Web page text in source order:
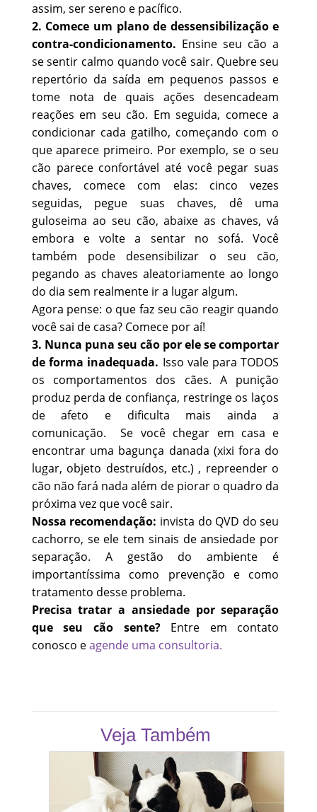
assim, ser sereno e pacífico.
2. Comece um plano de dessensibilização e
contra-condicionamento. Ensine seu cão a
se sentir calmo quando você sair. Quebre seu
repertório da saída em pequenos passos e
tome nota de quais ações desencadeam
reações em seu cão. Em seguida, comece a
condicionar cada gatilho, começando com o
que aparece primeiro. Por exemplo, se o seu
cão parece confortável até você pegar suas
chaves, comece com elas: cinco vezes
seguidas, pegue suas chaves, dê uma
guloseima ao seu cão, abaixe as chaves, vá
embora e volte a sentar no sofá. Você
também pode desensibilizar o seu cão,
pegando as chaves aleatoriamente ao longo
do dia sem realmente ir a lugar algum.
Agora pense: o que faz seu cão reagir quando
você sai de casa? Comece por aí!
3. Nunca puna seu cão por ele se comportar
de forma inadequada. Isso vale para TODOS
os comportamentos dos cães. A punição
produz perda de confiança, restringe os laços
de afeto e dificulta mais ainda a
comunicação. Se você chegar em casa e
encontrar uma bagunça danada (xixi fora do
lugar, objeto destruídos, etc.) , repreender o
cão não fará nada além de piorar o quadro da
próxima vez que você sair.
Nossa recomendação: invista do QVD do seu
cachorro, se ele tem sinais de ansiedade por
separação. A gestão do ambiente é
importantíssima como prevenção e como
tratamento desse problema.
Precisa tratar a ansiedade por separação
que seu cão sente?Entre em contato
conosco eagende uma consultoria.
Veja Também